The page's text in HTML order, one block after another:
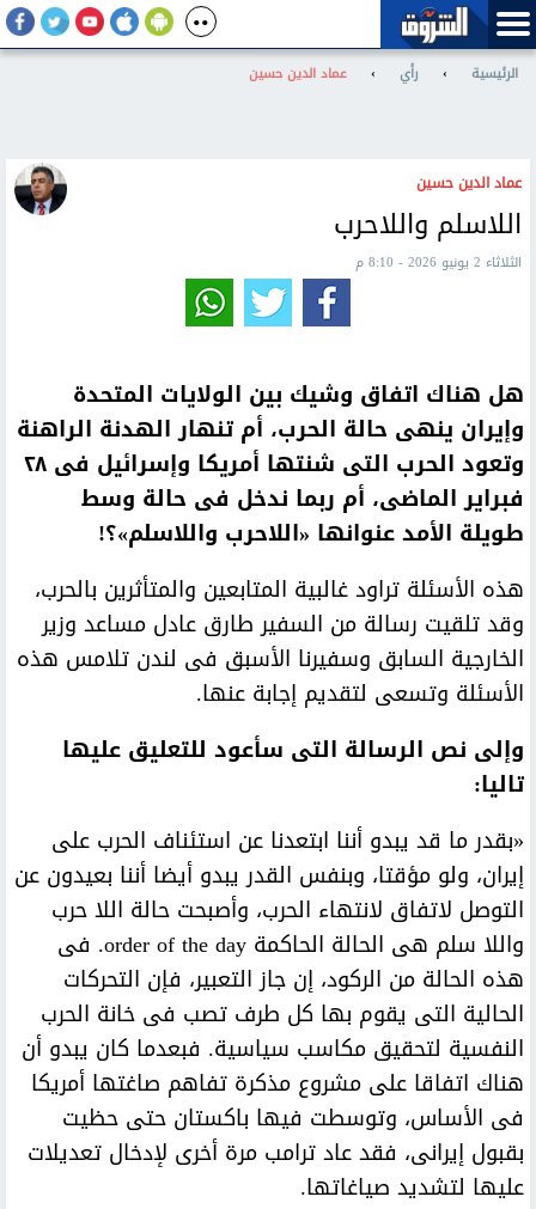
الرئيسية › رأي › عماد الدين حسين
عماد الدين حسين
اللاسلم واللاحرب
الثلاثاء 2 يونيو 2026 - 8:10 م
هل هناك اتفاق وشيك بين الولايات المتحدة
وإيران ينهى حالة الحرب، أم تنهار الهدنة الراهنة
وتعود الحرب التى شنتها أمريكا وإسرائيل فى ٢٨
فبراير الماضى، أم ربما ندخل فى حالة وسط
طويلة الأمد عنوانها «اللاحرب واللاسلم»؟!
هذه الأسئلة تراود غالبية المتابعين والمتأثرين بالحرب،
وقد تلقيت رسالة من السفير طارق عادل مساعد وزير
الخارجية السابق وسفيرنا الأسبق فى لندن تلامس هذه
الأسئلة وتسعى لتقديم إجابة عنها.
وإلى نص الرسالة التى سأعود للتعليق عليها
تاليا:
«بقدر ما قد يبدو أننا ابتعدنا عن استئناف الحرب على
إيران، ولو مؤقتا، وبنفس القدر يبدو أيضا أننا بعيدون عن
التوصل لاتفاق لانتهاء الحرب، وأصبحت حالة اللا حرب
واللا سلم هى الحالة الحاكمة order of the day. فى
هذه الحالة من الركود، إن جاز التعبير، فإن التحركات
الحالية التى يقوم بها كل طرف تصب فى خانة الحرب
النفسية لتحقيق مكاسب سياسية. فبعدما كان يبدو أن
هناك اتفاقا على مشروع مذكرة تفاهم صاغتها أمريكا
فى الأساس، وتوسطت فيها باكستان حتى حظيت
بقبول إيرانى، فقد عاد ترامب مرة أخرى لإدخال تعديلات
عليها لتشديد صياغاتها.